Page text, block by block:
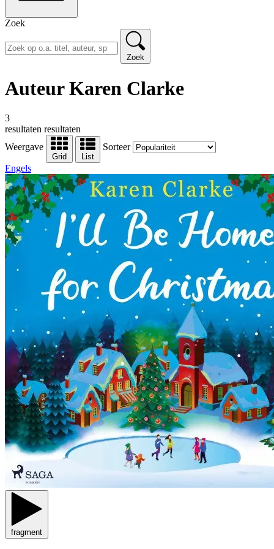
Zoek
Zoek
Auteur Karen Clarke
3
resultaten resultaten
Weergave
Grid List
Sorteer
Engels
fragment